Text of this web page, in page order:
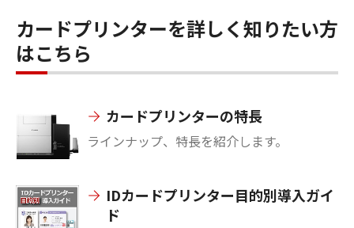
カードプリンターを詳しく知りたい方
はこちら
カードプリンターの特長
ラインナップ、特長を紹介します。
IDカードプリンター目的別導入ガイ
ド